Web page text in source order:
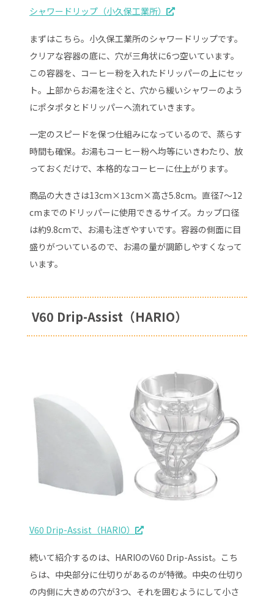
シャワードリップ（小久保工業所）
まずはこちら。小久保工業所のシャワードリップです。
クリアな容器の底に、穴が三角状に6つ空いています。
この容器を、コーヒー粉を入れたドリッパーの上にセッ
ト。上部からお湯を注ぐと、穴から緩いシャワーのよう
にポタポタとドリッパーへ流れていきます。
一定のスピードを保つ仕組みになっているので、蒸らす
時間も確保。お湯もコーヒー粉へ均等にいきわたり、放
っておくだけで、本格的なコーヒーに仕上がります。
商品の大きさは13cm×13cm×高さ5.8cm。直径7～12
cmまでのドリッパーに使用できるサイズ。カップ口径
は約9.8cmで、お湯も注ぎやすいです。容器の側面に目
盛りがついているので、お湯の量が調節しやすくなって
います。
V60 Drip-Assist（HARIO）
V60 Drip-Assist（HARIO）
続いて紹介するのは、HARIOのV60 Drip-Assist。こち
らは、中央部分に仕切りがあるのが特徴。中央の仕切り
の内側に大きめの穴が3つ、それを囲むようにして小さ